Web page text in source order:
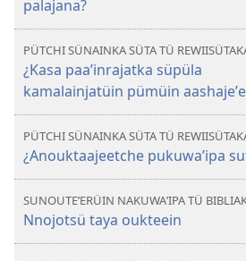
palajana?
PÜTCHI SÜNAINKA SÜTA TÜ
¿Kasa paaʼinrajatka süpüla
kamalainjatüin pümüin
PÜTCHI SÜNAINKA SÜTA TÜ
¿Anouktaajeetche pukuwaʼipa
SUNOUTEʼERÜIN NAKUWAʼIPA TÜ
Nnojotsü taya oukteein